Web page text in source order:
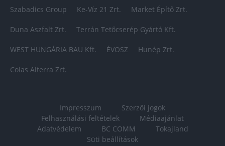
Szabadics Group Ke-Víz 21 Zrt. Market Építő Zrt.
Duna Aszfalt Zrt. Terrán Tetőcserép Gyártó Kft.
WEST HUNGÁRIA BAU Kft. ÉVOSZ Hunép Zrt.
Colas Alterra Zrt.
Impresszum
Szerzői jogok
Felhasználási feltételek
Médiaajánlat
Adatvédelem
BC COMM
Tokajland
Süti beállítások